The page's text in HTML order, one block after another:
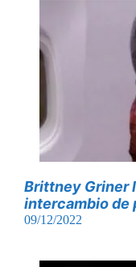
Brittney Griner
intercambio de
09/12/2022